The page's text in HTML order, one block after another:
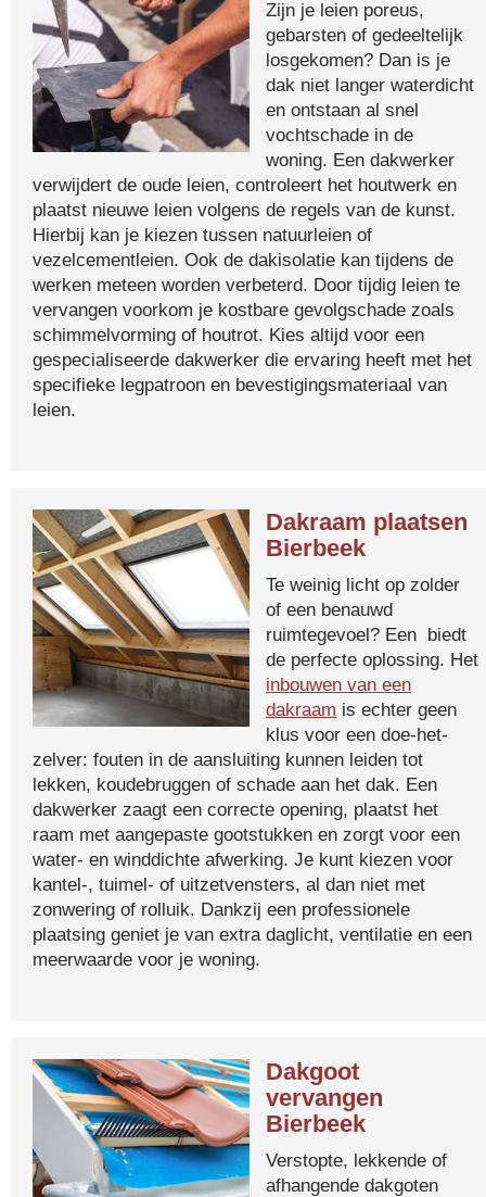
Zijn je leien poreus,
gebarsten of gedeeltelijk
losgekomen? Dan is je
dak niet langer waterdicht
en ontstaan al snel
vochtschade in de
woning. Een dakwerker
verwijdert de oude leien, controleert het houtwerk en
plaatst nieuwe leien volgens de regels van de kunst.
Hierbij kan je kiezen tussen natuurleien of
vezelcementleien. Ook de dakisolatie kan tijdens de
werken meteen worden verbeterd. Door tijdig leien te
vervangen voorkom je kostbare gevolgschade zoals
schimmelvorming of houtrot. Kies altijd voor een
gespecialiseerde dakwerker die ervaring heeft met het
specifieke legpatroon en bevestigingsmateriaal van
leien.
Dakraam plaatsen
Bierbeek
Te weinig licht op zolder
of een benauwd
ruimtegevoel? Een biedt
de perfecte oplossing. Het
inbouwen van een
dakraam is echter geen
klus voor een doe-het-
zelver: fouten in de aansluiting kunnen leiden tot
lekken, koudebruggen of schade aan het dak. Een
dakwerker zaagt een correcte opening, plaatst het
raam met aangepaste gootstukken en zorgt voor een
water- en winddichte afwerking. Je kunt kiezen voor
kantel-, tuimel- of uitzetvensters, al dan niet met
zonwering of rolluik. Dankzij een professionele
plaatsing geniet je van extra daglicht, ventilatie en een
meerwaarde voor je woning.
Dakgoot
vervangen
Bierbeek
Verstopte, lekkende of
afhangende dakgoten